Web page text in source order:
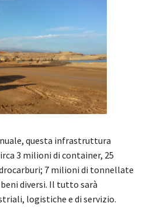
questa infrastruttura
3 milioni di container, 25
7 milioni di tonnellate
diversi. Il tutto sarà
logistiche e di servizio.